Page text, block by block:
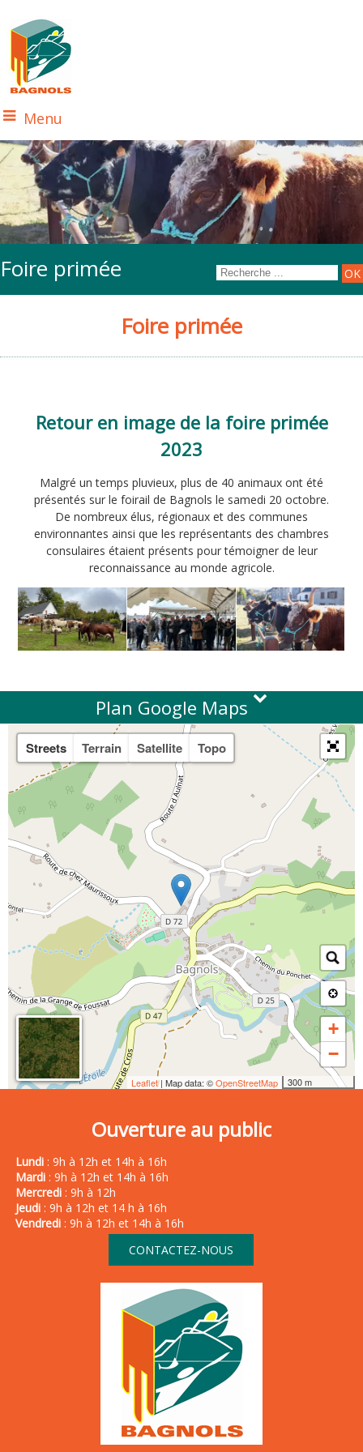
Menu
Foire primée
Foire primée
Retour en image de la foire primée
2023
Malgré un temps pluvieux, plus de 40 animaux ont été
présentés sur le foirail de Bagnols le samedi 20 octobre.
De nombreux élus, régionaux et des communes
environnantes ainsi que les représentants des chambres
consulaires étaient présents pour témoigner de leur
reconnaissance au monde agricole.
Plan Google Maps
Streets Terrain Satellite Topo
+
−
300 m
Leaflet| Map data: ©OpenStreetMap
Ouverture au public
Lundi: 9h à 12h et 14h à 16h
Mardi: 9h à 12h et 14h à 16h
Mercredi: 9h à 12h
Jeudi: 9h à 12h et 14 h à 16h
Vendredi: 9h à 12h et 14h à 16h
CONTACTEZ-NOUS